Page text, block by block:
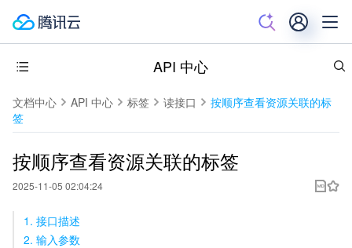
API 中心
文档中心 API 中心 标签 读接口
按顺序查看资源关联的标
签
按顺序查看资源关联的标签
2025-11-05 02:04:24
1. 接口描述
2. 输入参数